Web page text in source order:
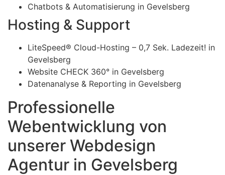
Chatbots & Automatisierung in Gevelsberg
Hosting & Support
LiteSpeed® Cloud-Hosting – 0,7 Sek. Ladezeit! in
Gevelsberg
Website CHECK 360° in Gevelsberg
Datenanalyse & Reporting in Gevelsberg
Professionelle
Webentwicklung von
unserer Webdesign
Agentur in Gevelsberg